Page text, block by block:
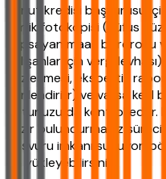
Konut kredisi başvurusu
Kimlik fotokopisi (nüfus
kapsayan maaş bordrosu
çalışanlar için vergi
sözleşmesi, ekspertiz
yönlendirilir) ve varsa kefil
notunuzu da kontrol eder.
hazır bulundurmanız
başvuru imkanı sunuyor,
da yükleyebilirsiniz.